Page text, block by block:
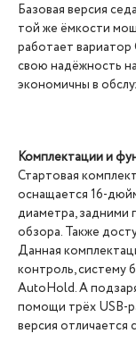
Базовая версия
той же ёмкости
работает вариатор
свою надёжность
экономичны в
Комплектации и
Стартовая
оснащается 16-
диаметра, задними
обзора. Также
Данная
контроль, систему
AutoHold. А
помощи трёх USB-
версия